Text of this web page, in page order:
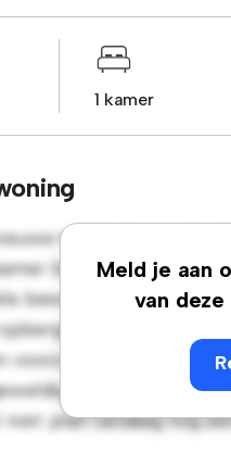
1 kamer
Meld je aan
van
toevluchtsoord in
biedt een rustige
benodigdheden voor
voorzieningen en
optie voor
plan vandaag nog